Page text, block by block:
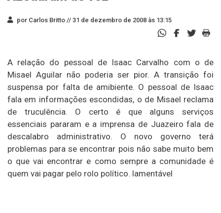
por Carlos Britto // 31 de dezembro de 2008 às 13:15
A relação do pessoal de Isaac Carvalho com o de
Misael Aguilar não poderia ser pior. A transição foi
suspensa por falta de amibiente. O pessoal de Isaac
fala em informações escondidas, o de Misael reclama
de truculência. O certo é que alguns serviços
essenciais pararam e a imprensa de Juazeiro fala de
descalabro administrativo. O novo governo terá
problemas para se encontrar pois não sabe muito bem
o que vai encontrar e como sempre a comunidade é
quem vai pagar pelo rolo político. lamentável